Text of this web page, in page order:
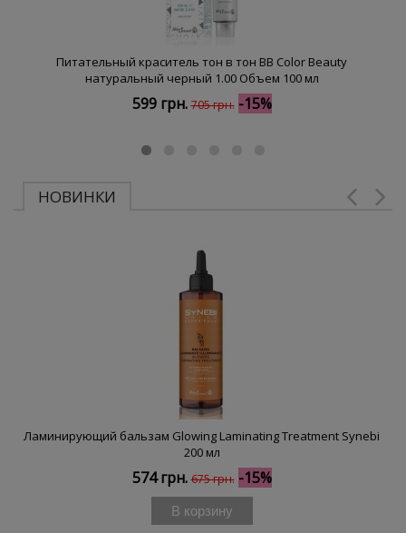
Питательный краситель тон в тон BB Color Beauty
натуральный черный 1.00 Объем 100 мл
599 грн. 705 грн. -15%
НОВИНКИ
Ламинирующий бальзам Glowing Laminating Treatment Synebi
200 мл
574 грн. 675 грн. -15%
В корзину